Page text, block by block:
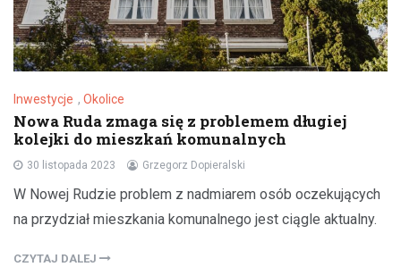
Inwestycje , Okolice
Nowa Ruda zmaga się z problemem długiej
kolejki do mieszkań komunalnych
30 listopada 2023 Grzegorz Dopieralski
W Nowej Rudzie problem z nadmiarem osób oczekujących
na przydział mieszkania komunalnego jest ciągle aktualny.
CZYTAJ DALEJ